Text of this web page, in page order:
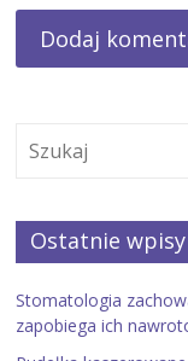
Ostatnie wpisy
Stomatologia
zapobiega ich